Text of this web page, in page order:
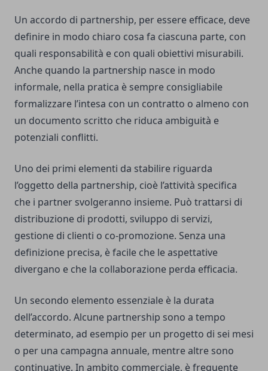
Un accordo di partnership, per essere efficace, deve
definire in modo chiaro cosa fa ciascuna parte, con
quali responsabilità e con quali obiettivi misurabili.
Anche quando la partnership nasce in modo
informale, nella pratica è sempre consigliabile
formalizzare l’intesa con un contratto o almeno con
un documento scritto che riduca ambiguità e
potenziali conflitti.
Uno dei primi elementi da stabilire riguarda
l’oggetto della partnership, cioè l’attività specifica
che i partner svolgeranno insieme. Può trattarsi di
distribuzione di prodotti, sviluppo di servizi,
gestione di clienti o co-promozione. Senza una
definizione precisa, è facile che le aspettative
divergano e che la collaborazione perda efficacia.
Un secondo elemento essenziale è la durata
dell’accordo. Alcune partnership sono a tempo
determinato, ad esempio per un progetto di sei mesi
o per una campagna annuale, mentre altre sono
continuative. In ambito commerciale, è frequente